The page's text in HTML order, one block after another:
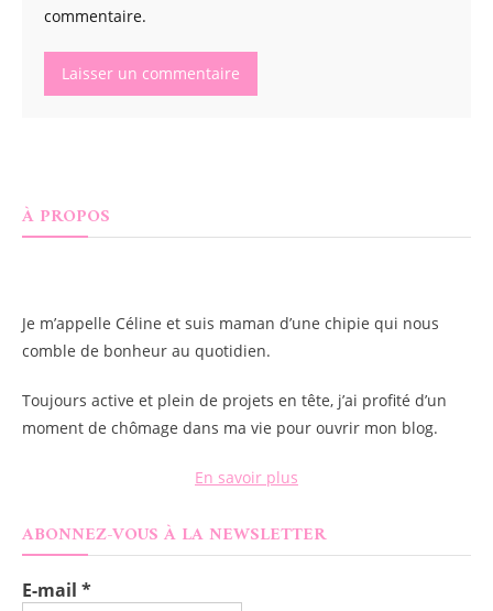
commentaire.
À PROPOS
Je m’appelle Céline et suis maman d’une chipie qui nous
comble de bonheur au quotidien.
Toujours active et plein de projets en tête, j’ai profité d’un
moment de chômage dans ma vie pour ouvrir mon blog.
En savoir plus
ABONNEZ-VOUS À LA NEWSLETTER
E-mail *